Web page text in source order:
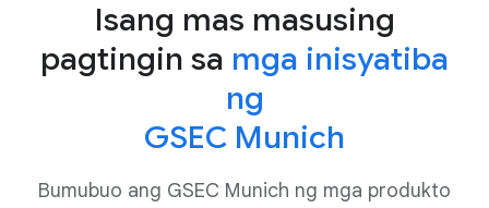
Isang mas masusing
pagtingin sa mga inisyatiba
ng
GSEC Munich
Bumubuo ang GSEC Munich ng mga produkto